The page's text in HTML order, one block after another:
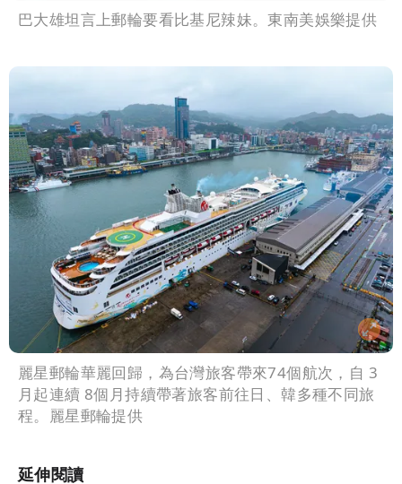
巴大雄坦言上郵輪要看比基尼辣妹。東南美娛樂提供
麗星郵輪華麗回歸，為台灣旅客帶來74個航次，自 3
月起連續 8個月持續帶著旅客前往日、韓多種不同旅
程。麗星郵輪提供
延伸閱讀